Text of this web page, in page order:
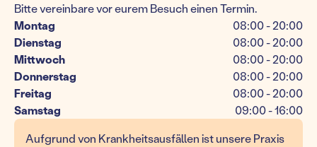
Bitte vereinbare vor eurem Besuch einen Termin.
Montag
08:00 - 20:00
Dienstag
08:00 - 20:00
Mittwoch
08:00 - 20:00
Donnerstag
08:00 - 20:00
Freitag
08:00 - 20:00
Samstag
09:00 - 16:00
Aufgrund von Krankheitsausfällen ist unsere Praxis